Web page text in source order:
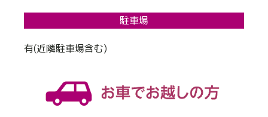
駐車場
有(近隣駐車場含む)